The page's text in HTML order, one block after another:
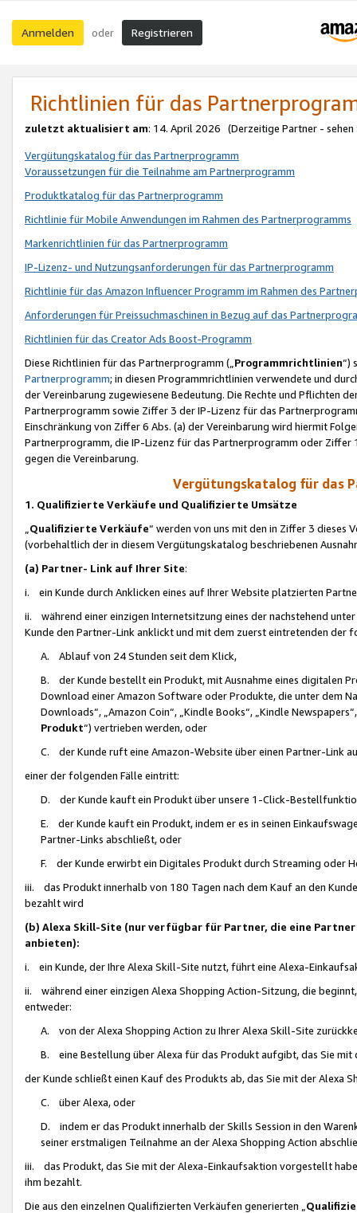
Anmelden oder Registrieren
Richtlinien für das
zuletzt aktualisiert am: 14. April 2026 (Derzeitige Partner - sehen
Vergütungskatalog für das Partnerprogramm
Voraussetzungen für die Teilnahme am Partnerprogramm
Produktkatalog für das Partnerprogramm
Richtlinie für Mobile Anwendungen im Rahmen des Partnerprogramms
Markenrichtlinien für das Partnerprogramm
IP-Lizenz- und Nutzungsanforderungen für das Partnerprogramm
Richtlinie für das Amazon Influencer Programm im Rahmen des
Anforderungen für Preissuchmaschinen in Bezug auf das
Richtlinien für das Creator Ads Boost-Programm
Diese Richtlinien für das Partnerprogramm („Programmrichtlinien“)
Partnerprogramm; in diesen Programmrichtlinien verwendete und
der Vereinbarung zugewiesene Bedeutung. Die Rechte und Pflichten
Partnerprogramm sowie Ziffer 3 der IP-Lizenz für das
Einschränkung von Ziffer 6 Abs. (a) der Vereinbarung wird hiermit
Partnerprogramm, die IP-Lizenz für das Partnerprogramm oder
gegen die Vereinbarung.
Vergütungskatalog für das
1. Qualifizierte Verkäufe und Qualifizierte Umsätze
Qualifizierte Verkäufe“ werden von uns mit den in Ziffer 3
(vorbehaltlich der in diesem Vergütungskatalog beschriebenen
(a) Partner- Link auf Ihrer Site:
i. ein Kunde durch Anklicken eines auf Ihrer Website platzierten
ii. während einer einzigen Internetsitzung eines der nachstehend
Kunde den Partner-Link anklickt und mit dem zuerst eintretenden der
A. Ablauf von 24 Stunden seit dem Klick,
B. der Kunde bestellt ein Produkt, mit Ausnahme eines digitalen
Download einer Amazon Software oder Produkte, die unter dem
Downloads“, „Amazon Coin“, „Kindle Books“, „Kindle
Produkt“) vertrieben werden, oder
C. der Kunde ruft eine Amazon-Website über einen Partner-Link
einer der folgenden Fälle eintritt:
D. der Kunde kauft ein Produkt über unsere 1-Click-
E. der Kunde kauft ein Produkt, indem er es in seinen
Partner-Links abschließt, oder
F. der Kunde erwirbt ein Digitales Produkt durch Streaming oder
iii. das Produkt innerhalb von 180 Tagen nach dem Kauf an den
bezahlt wird
(b) Alexa Skill-Site (nur verfügbar für Partner, die eine
anbieten):
i. ein Kunde, der Ihre Alexa Skill-Site nutzt, führt eine Alexa-
ii. während einer einzigen Alexa Shopping Action-Sitzung, die
entweder:
A. von der Alexa Shopping Action zu Ihrer Alexa Skill-Site
B. eine Bestellung über Alexa für das Produkt aufgibt, das Sie mit
der Kunde schließt einen Kauf des Produkts ab, das Sie mit der Alexa
C. über Alexa, oder
D. indem er das Produkt innerhalb der Skills Session in den
seiner erstmaligen Teilnahme an der Alexa Shopping Action
iii. das Produkt, das Sie mit der Alexa-Einkaufsaktion vorgestellt
ihm bezahlt.
Die aus den einzelnen Qualifizierten Verkäufen generierten „